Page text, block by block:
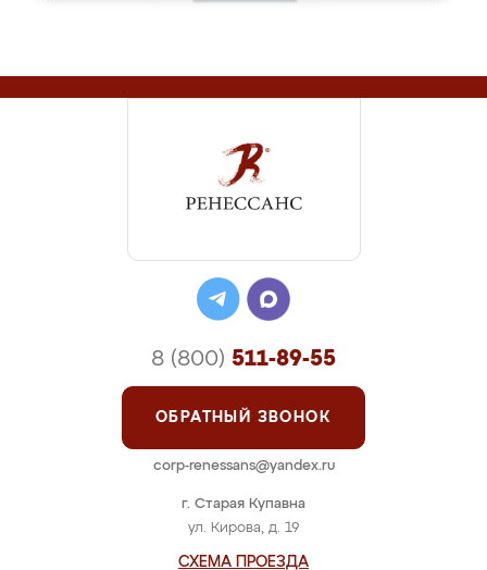
г. Старая Купавна
ул. Кирова, д. 19
СХЕМА ПРОЕЗДА
8 (800) 511-89-55
ОБРАТНЫЙ ЗВОНОК
corp-renessans@yandex.ru